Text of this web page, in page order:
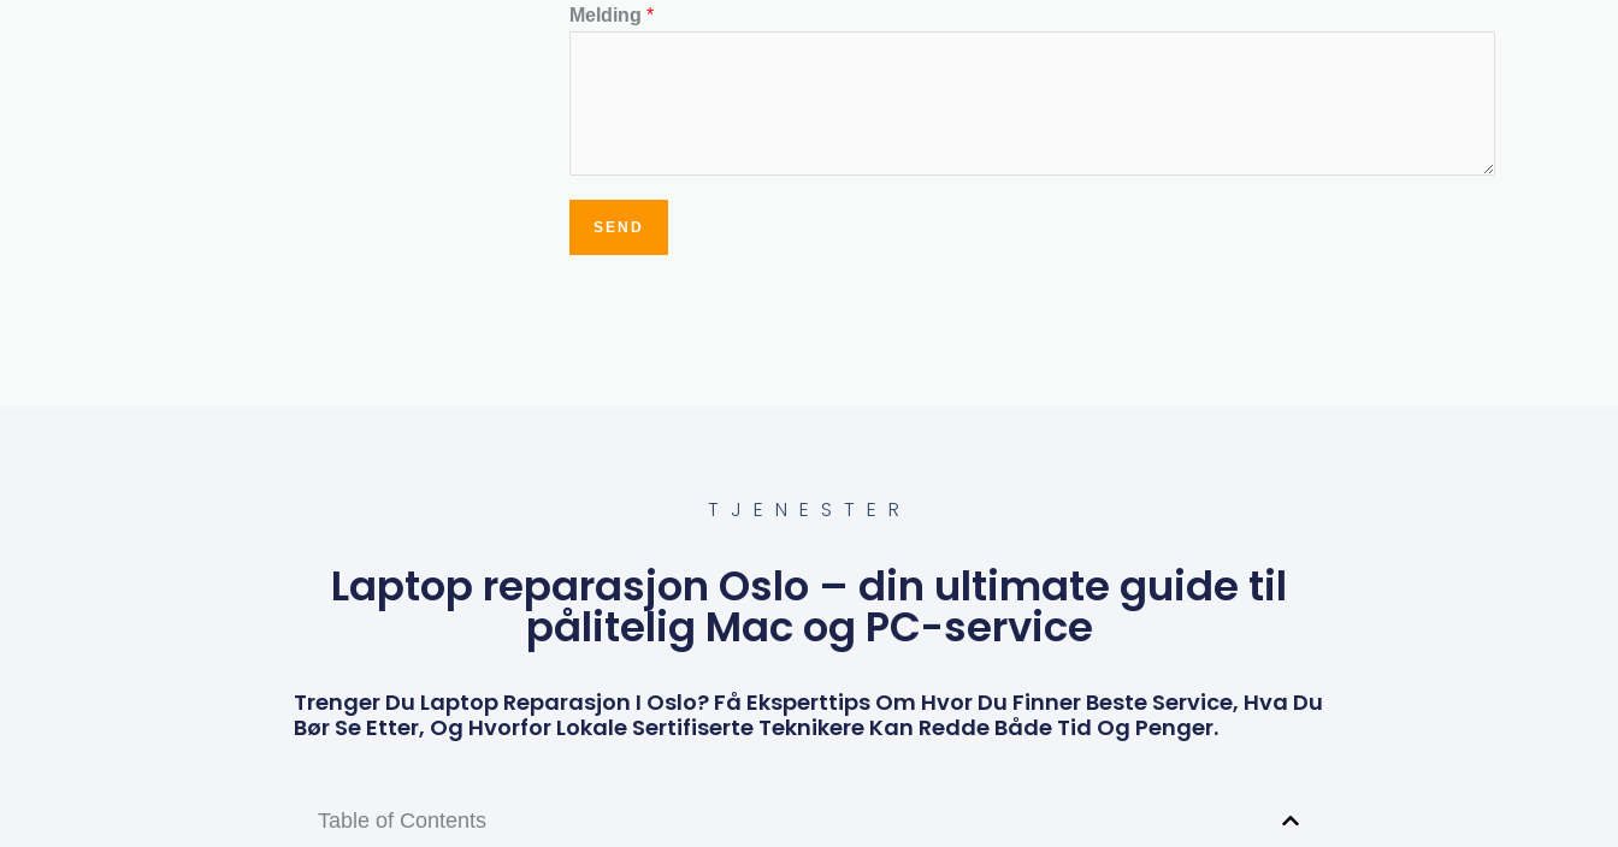
Melding*
SEND
TJENESTER
Laptop reparasjon Oslo – din ultimate guide til
pålitelig Mac og PC-service
Trenger Du Laptop Reparasjon I Oslo? Få Eksperttips Om Hvor Du Finner Beste Service, Hva Du
Bør Se Etter, Og Hvorfor Lokale Sertifiserte Teknikere Kan Redde Både Tid Og Penger.
Table of Contents